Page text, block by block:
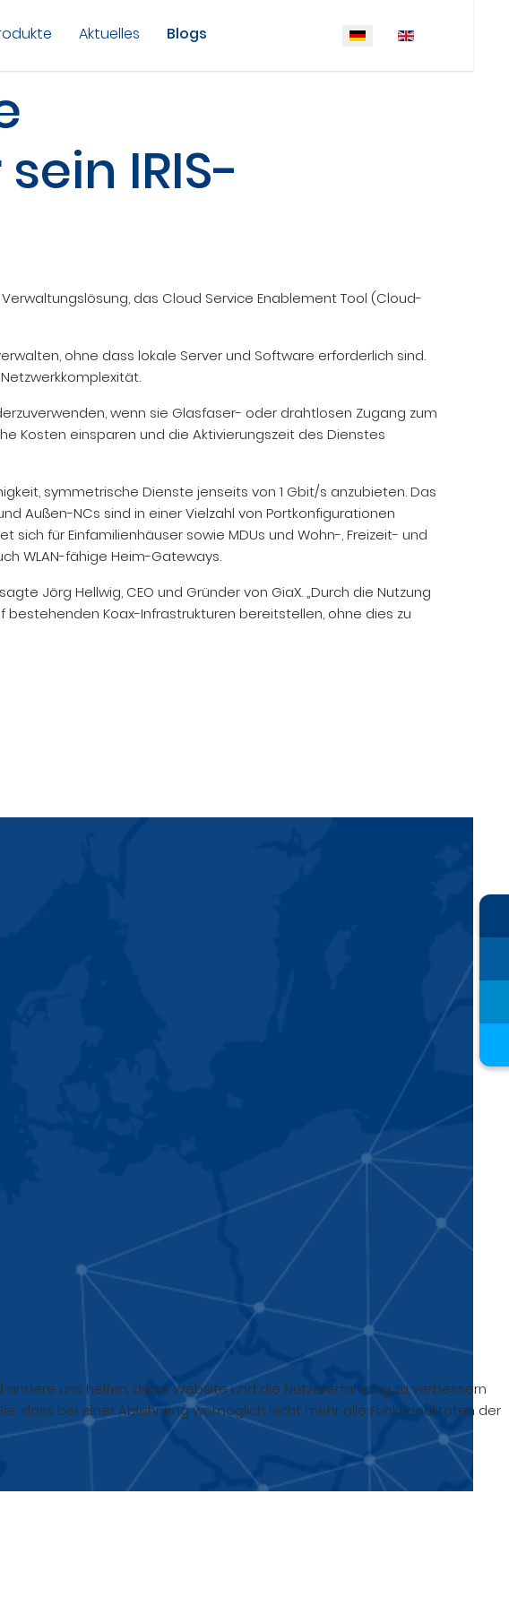
Aktuelles Blogs Sprache auswählen
IRIS-
das Cloud Service Enablement Tool (Cloud-
ohne dass lokale Server und Software erforderlich sind.
wenn sie Glasfaser- oder drahtlosen Zugang zum
Kosten einsparen und die Aktivierungszeit des Dienstes
symmetrische Dienste jenseits von 1 Gbit/s anzubieten. Das
Außen-NCs sind in einer Vielzahl von Portkonfigurationen
sich für Einfamilienhäuser sowie MDUs und Wohn-, Freizeit- und
WLAN-fähige Heim-Gateways.
Jörg Hellwig, CEO und Gründer von GiaX. „Durch die Nutzung
Koax-Infrastrukturen bereitstellen, ohne dies zu
uns helfen, diese Website und die Nutzererfahrung zu verbessern
dass bei einer Ablehnung womöglich nicht mehr alle Funktionalitäten der